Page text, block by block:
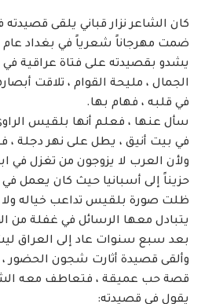
كان الشاعر نزار قباني يلقى قصيدته
يشدو بقصيدته على فتاة عراقية
الجمال ، مليحة القوام ، تلاقت
في قلبه ، فهام بها.
سأل عنها ، فعلم أنها بلقيس
في بيت أنيق ، يطل على نهر دجلة ،
ولأن العرب لا يزوجون من تغزل في
حزيناً إلى أسبانيا حيث كان يعمل
ظلت صورة بلقيس تداعب خياله
يتبادل معها الرسائل في غفلة من
بعد سبع سنوات عاد إلى العراق
وألقى قصيدة أثارت شجون الحضور ،
قصة حب عميقة ، فتعاطف معه
يقول في قصيدته: